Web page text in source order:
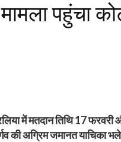
पहुंचा
में मतदान तिथि 17
की अग्रिम जमानत याचिका